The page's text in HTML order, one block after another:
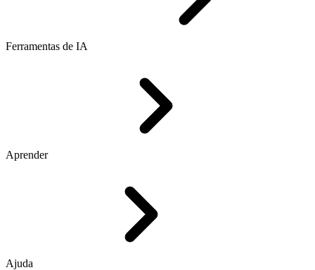
Ferramentas de IA
Aprender
Ajuda